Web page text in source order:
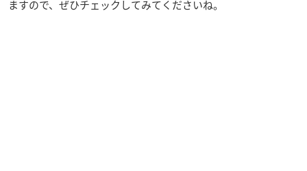
ますので、ぜひチェックしてみてくださいね。